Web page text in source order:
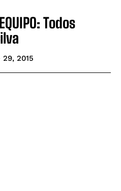
Todos
29, 2015